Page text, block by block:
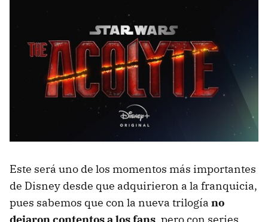
Este será uno de los momentos más importantes
de Disney desde que adquirieron a la franquicia,
pues sabemos que con la nueva trilogía no